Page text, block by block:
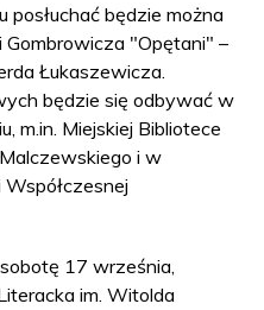
będzie można
"Opętani" –
Łukaszewicza.
będzie się odbywać w
m.in. Miejskiej Bibliotece
i w
17 września,
im. Witolda